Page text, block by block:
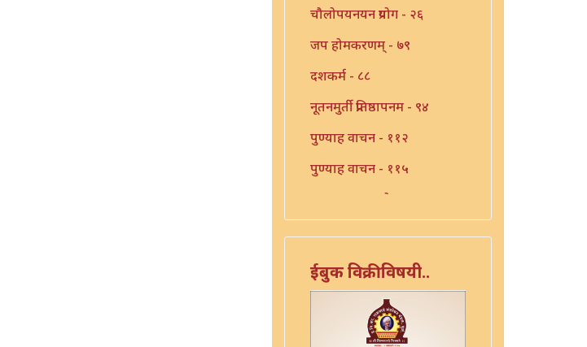
चौलोपयनयन प्रयोग - २६
जप होमकरणम् - ७९
दशकर्म - ८८
नूतनमुर्ती प्रतिष्ठापनम - ९४
पुण्याह वाचन - ११२
पुण्याह वाचन - ११५
पुण्याह वाचन प्रयोग - ११४
पुत्रप्रतिग्रहप्रयोग - ११६
पुनःसंधान प्रयोग - १०८
पुनःसंधान प्रयोग - ११३
ईबुक विक्रीविषयी..